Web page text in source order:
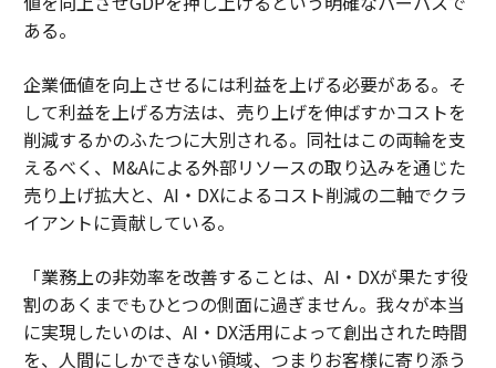
ある。
企業価値を向上させるには利益を上げる必要がある。そ
して利益を上げる方法は、売り上げを伸ばすかコストを
削減するかのふたつに大別される。同社はこの両輪を支
えるべく、M&Aによる外部リソースの取り込みを通じた
売り上げ拡大と、AI・DXによるコスト削減の二軸でクラ
イアントに貢献している。
「業務上の非効率を改善することは、AI・DXが果たす役
割のあくまでもひとつの側面に過ぎません。我々が本当
に実現したいのは、AI・DX活用によって創出された時間
を、人間にしかできない領域、つまりお客様に寄り添う